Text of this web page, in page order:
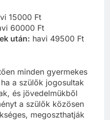
15000 Ft
60000 Ft
után: havi 49500 Ft
minden gyermekes
a szülők jogosultak
és jövedelmükből
a szülők közösen
megoszthatják